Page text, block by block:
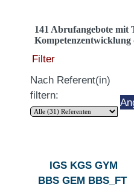
141 Abrufangebote mit
Filter
Nach Referent(in)
filtern:
IGS KGS GYM
BBS GEM BBS_FT